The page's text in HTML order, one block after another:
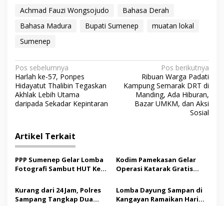
Achmad Fauzi Wongsojudo
Bahasa Derah
Bahasa Madura
Bupati Sumenep
muatan lokal
Sumenep
N
a
v
i
a
s
i
o
Pos sebelumnya
Harlah ke-57, Ponpes
Hidayatut Thalibin Tegaskan
Akhlak Lebih Utama
daripada Sekadar Kepintaran
Pos berikutnya
Ribuan Warga Padati
Kampung Semarak DRT di
Manding, Ada Hiburan,
Bazar UMKM, dan Aksi
Sosial
Artikel Terkait
PPP Sumenep Gelar Lomba
Fotografi Sambut HUT Ke-
Kodim Pamekasan Gelar
Operasi Katarak Gratis
Kurang dari 24 Jam, Polres
Sampang Tangkap Dua
Lomba Dayung Sampan di
Kangayan Ramaikan Hari